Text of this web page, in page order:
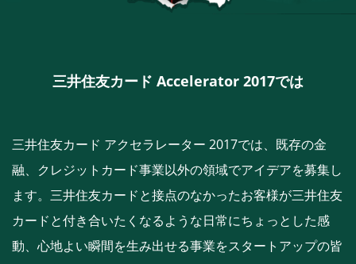
三井住友カード Accelerator 2017では
三井住友カード アクセラレーター 2017では、既存の金
融、クレジットカード事業以外の領域でアイデアを募集し
ます。三井住友カードと接点のなかったお客様が三井住友
カードと付き合いたくなるような日常にちょっとした感
動、心地よい瞬間を生み出せる事業をスタートアップの皆